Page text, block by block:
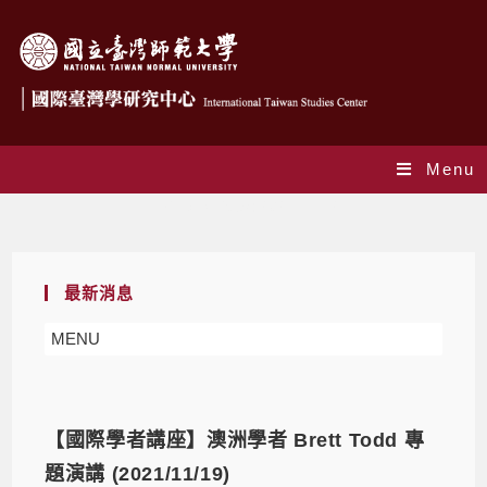
Menu
最新消息
MENU
【國際學者講座】澳洲學者 Brett Todd 專
題演講 (2021/11/19)